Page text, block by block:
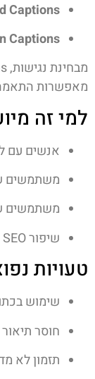
Captions
Captions
מאפשרות
למי זה
אנשים עם
משתמשים
משתמשים
שיפור SEO – מנועי חיפוש יכולים לאנדקס טקסט
טעויות
שימוש
חוסר
תזמון לא